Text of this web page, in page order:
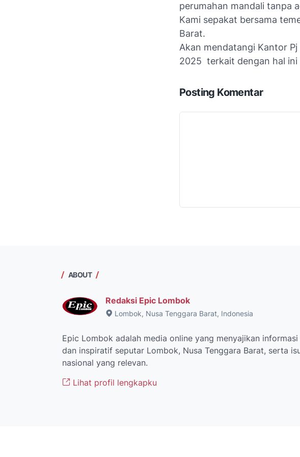
perumahan mandali tanpa
Kami sepakat bersama
Barat.
Akan mendatangi Kantor
2025 terkait dengan hal ini
Posting Komentar
ABOUT
Redaksi Epic Lombok
Lombok, Nusa Tenggara Barat, Indonesia
Epic Lombok adalah media online yang menyajikan informasi
dan inspiratif seputar Lombok, Nusa Tenggara Barat, serta
nasional yang relevan.
Lihat profil lengkapku